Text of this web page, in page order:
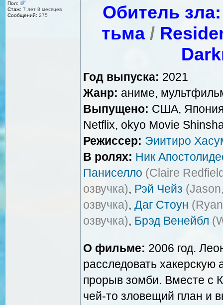
Пол:
Стаж: 7 лет 8 месяцев
Сообщений: 275
Обитель
тьма /
Год выпуска: 2021
Жанр: аниме,
Выпущено: США,
Netflix, okyo Movie
Режиссер: Эиитиро
В ролях: Ник
Паниселло (Claire
озвучка), Рэй Чейз
озвучка), Даг Стоун
озвучка), Брэд Венейбл
О фильме: 2006 год.
расследовать хакерскую
прорыв зомби. Вместе с
чей-то зловещий план и